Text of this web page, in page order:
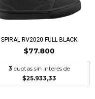
SPIRAL RV2020 FULL BLACK
$77.800
3 cuotas sin interés de
$25.933,33